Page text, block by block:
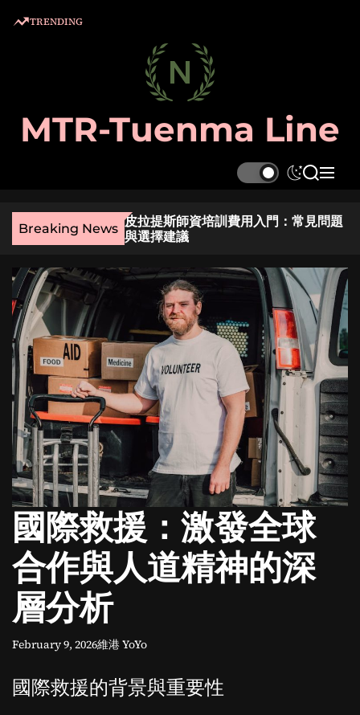
TRENDING
MTR-Tuenma Line
S
i
c
o
l
o
r
m
o
d
e
S
a
r
M
n
u
Breaking News
選？實用指南與貼
皮拉提斯師資培訓費用入門：常見問題
與選擇建議
國際救援：激發全球
合作與人道精神的深
層分析
February 9, 2026維港 YoYo
國際救援的背景與重要性